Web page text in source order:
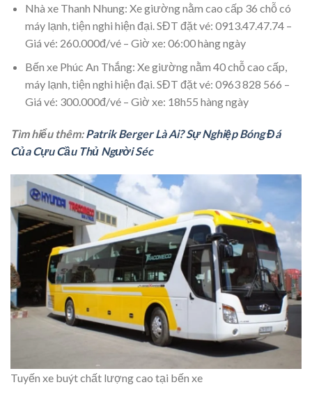
Nhà xe Thanh Nhung: Xe giường nằm cao cấp 36 chỗ có
máy lạnh, tiện nghi hiện đại. SĐT đặt vé: 0913.47.47.74 –
Giá vé: 260.000đ/vé – Giờ xe: 06:00 hàng ngày
Bến xe Phúc An Thắng: Xe giường nằm 40 chỗ cao cấp,
máy lạnh, tiện nghi hiện đại. SĐT đặt vé: 0963 828 566 –
Giá vé: 300.000đ/vé – Giờ xe: 18h55 hàng ngày
Tìm hiểu thêm:Patrik Berger Là Ai? Sự Nghiệp Bóng Đá
Của Cựu Cầu Thủ Người Séc
Tuyến xe buýt chất lượng cao tại bến xe